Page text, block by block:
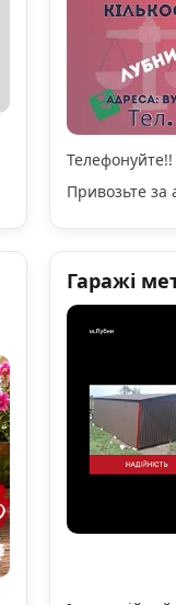
Телефонуйте!!
Привозьте за
Гаражі